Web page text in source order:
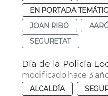
EN PORTADA
JOAN RIBÓ
SEGURETAT
Día de la Policía
modificado hace 3
ALCALDÍA